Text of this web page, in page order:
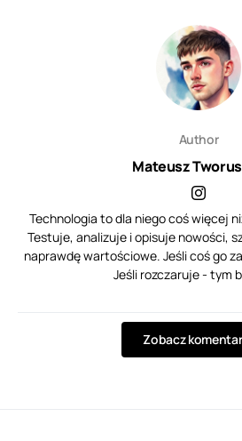
Author
Mateusz
Technologia to dla niego coś więcej
Testuje, analizuje i opisuje nowości,
naprawdę wartościowe. Jeśli coś go
Jeśli rozczaruje - tym
Zobacz